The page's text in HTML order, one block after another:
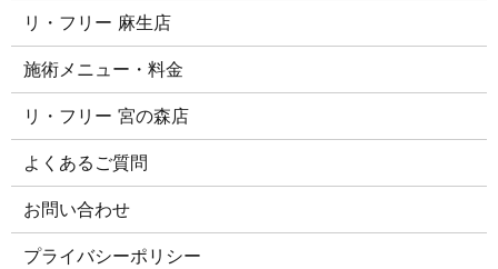
リ・フリー 麻生店
施術メニュー・料金
リ・フリー 宮の森店
よくあるご質問
お問い合わせ
プライバシーポリシー